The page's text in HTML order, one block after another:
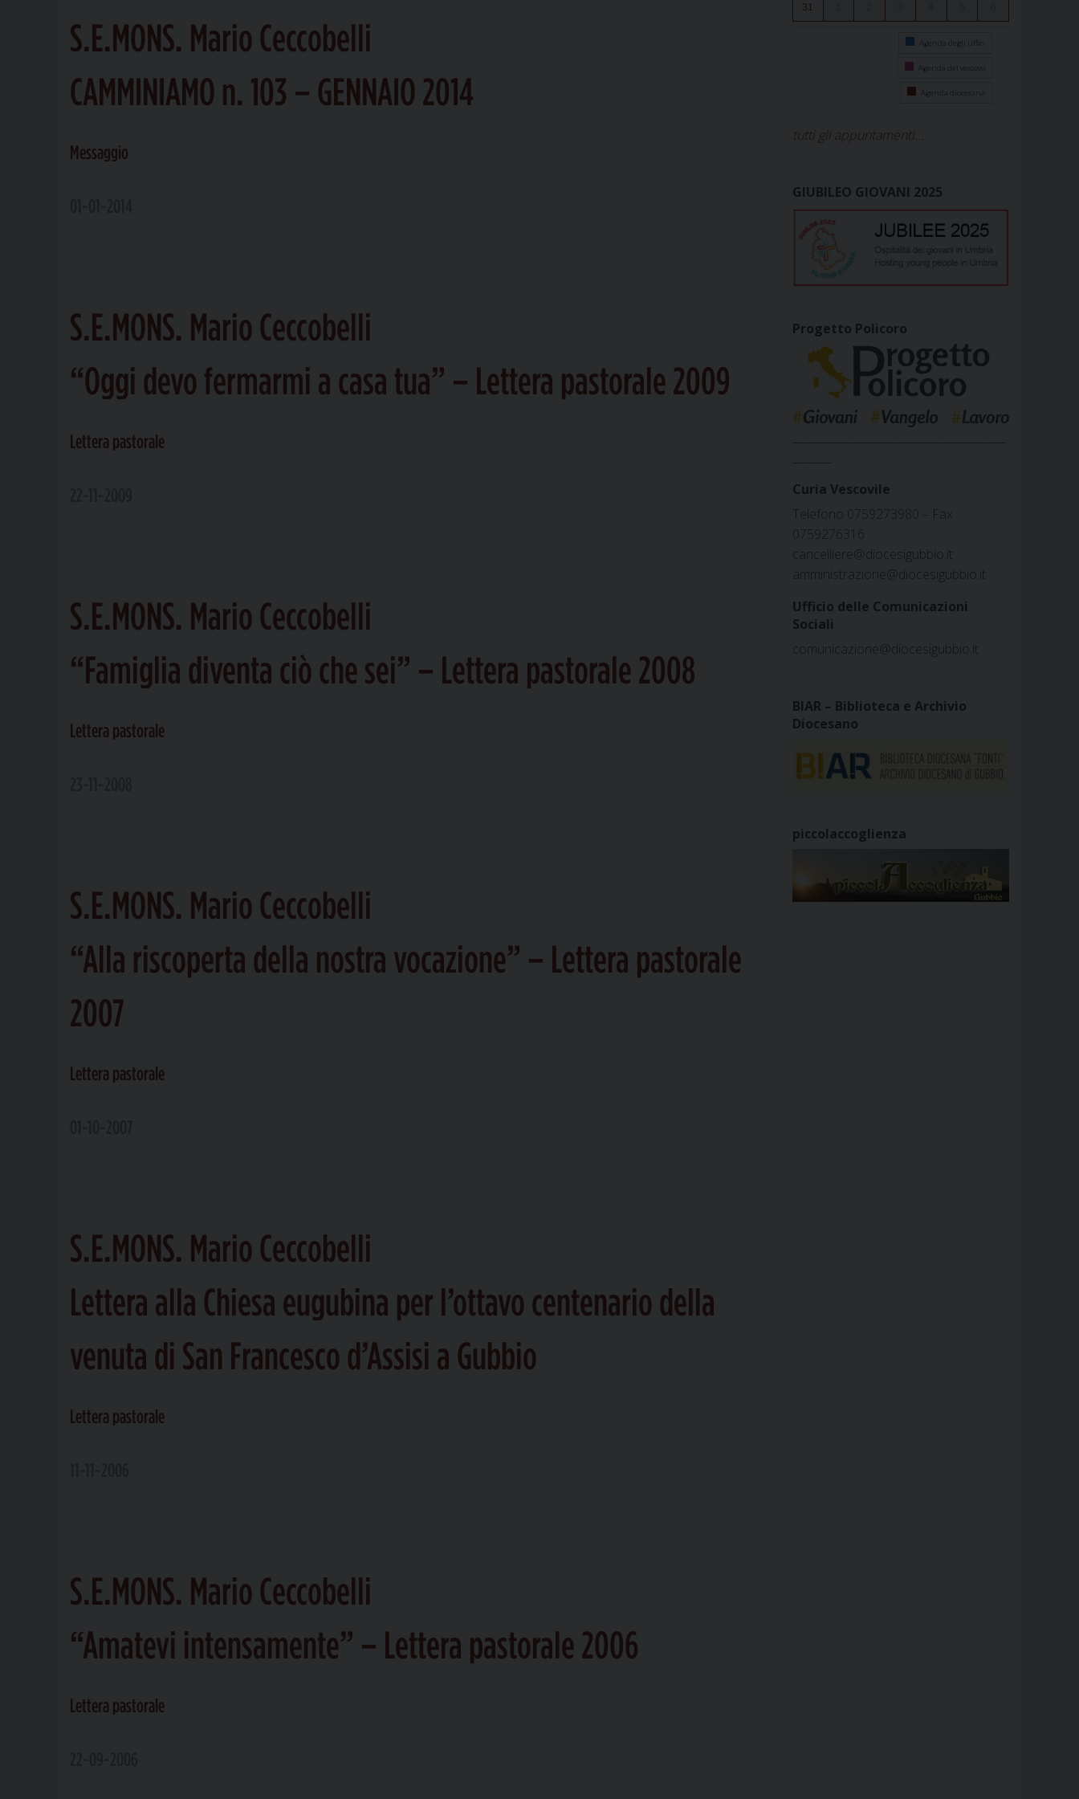
S.E.MONS. Mario Ceccobelli
CAMMINIAMO n. 103 – GENNAIO 2014
Messaggio
S.E.MONS. Mario Ceccobelli
“Oggi devo fermarmi a casa tua” – Lettera pastorale 2009
Lettera pastorale
S.E.MONS. Mario Ceccobelli
“Famiglia diventa ciò che sei” – Lettera pastorale 2008
Lettera pastorale
S.E.MONS. Mario Ceccobelli
“Alla riscoperta della nostra vocazione” – Lettera pastorale
2007
Lettera pastorale
S.E.MONS. Mario Ceccobelli
Lettera alla Chiesa eugubina per l’ottavo centenario della
venuta di San Francesco d’Assisi a Gubbio
Lettera pastorale
S.E.MONS. Mario Ceccobelli
“Amatevi intensamente” – Lettera pastorale 2006
Lettera pastorale
31
Agenda degli uffici
Agenda del vescovo
Agenda diocesana
tutti gli appuntamenti...
GIUBILEO GIOVANI 2025
Progetto Policoro
Curia Vescovile
Telefono 0759273980 – Fax
0759276316
cancelliere@diocesigubbio.it
amministrazione@diocesigubbio.it
Ufficio delle Comunicazioni
Sociali
comunicazione@diocesigubbio.it
BIAR – Biblioteca e Archivio
Diocesano
piccolaccoglienza